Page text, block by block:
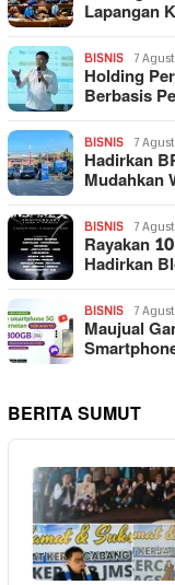
Lapangan
BISNIS 7
Holding
Berbasis
BISNIS 7
Hadirkan
Mudahkan
BISNIS 7
Rayakan
Hadirkan
BISNIS 7
Maujual
BERITA SUMUT